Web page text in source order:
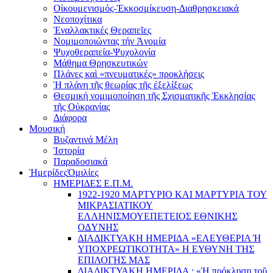
Οἰκουμενισμός-Ἐκκοσμίκευση-Διαθρησκειακά
Νεοποχίτικα
Ἐναλλακτικές Θεραπεῖες
Νομιμοποιώντας τήν Ἀνομία
Ψυχοθεραπεία-Ψυχολογία
Μάθημα Θρησκευτικών
Πλάνες καὶ «πνευματικές» προκλήσεις
Ἡ πλάνη τῆς θεωρίας τῆς ἐξελίξεως
Θεσμική νομιμοποίηση τῆς Σχισματικῆς Ἐκκλησίας
τῆς Οὐκρανίας
Διάφορα
Μουσική
Βυζαντινά Μέλη
Ἰστορία
Παραδοσιακά
ἩμερίδεςὉμιλίες
ΗΜΕΡΙΔΕΣ Ε.Π.Μ.
1922-1920 ΜΑΡΤΥΡΙΟ ΚΑI ΜΑΡΤΥΡIΑ ΤΟΥ
ΜΙΚΡΑΣΙΑΤΙΚΟΥ
EΛΛΗΝΙΣΜΟΥEΠEΤΕΙΟΣ EΘΝΙΚHΣ
O∆YΝΗΣ
ΔΙΑΔΙΚΤΥΑΚΗ ΗΜΕΡΙΔΑ «EΛΕΥΘΕΡΙΑ Ή
YΠΟΧΡΕΩΤΙΚΟΤΗΤΑ» Η ΕΥΘΥΝΗ ΤΗΣ
EΠΙΛΟΓΗΣ ΜΑΣ